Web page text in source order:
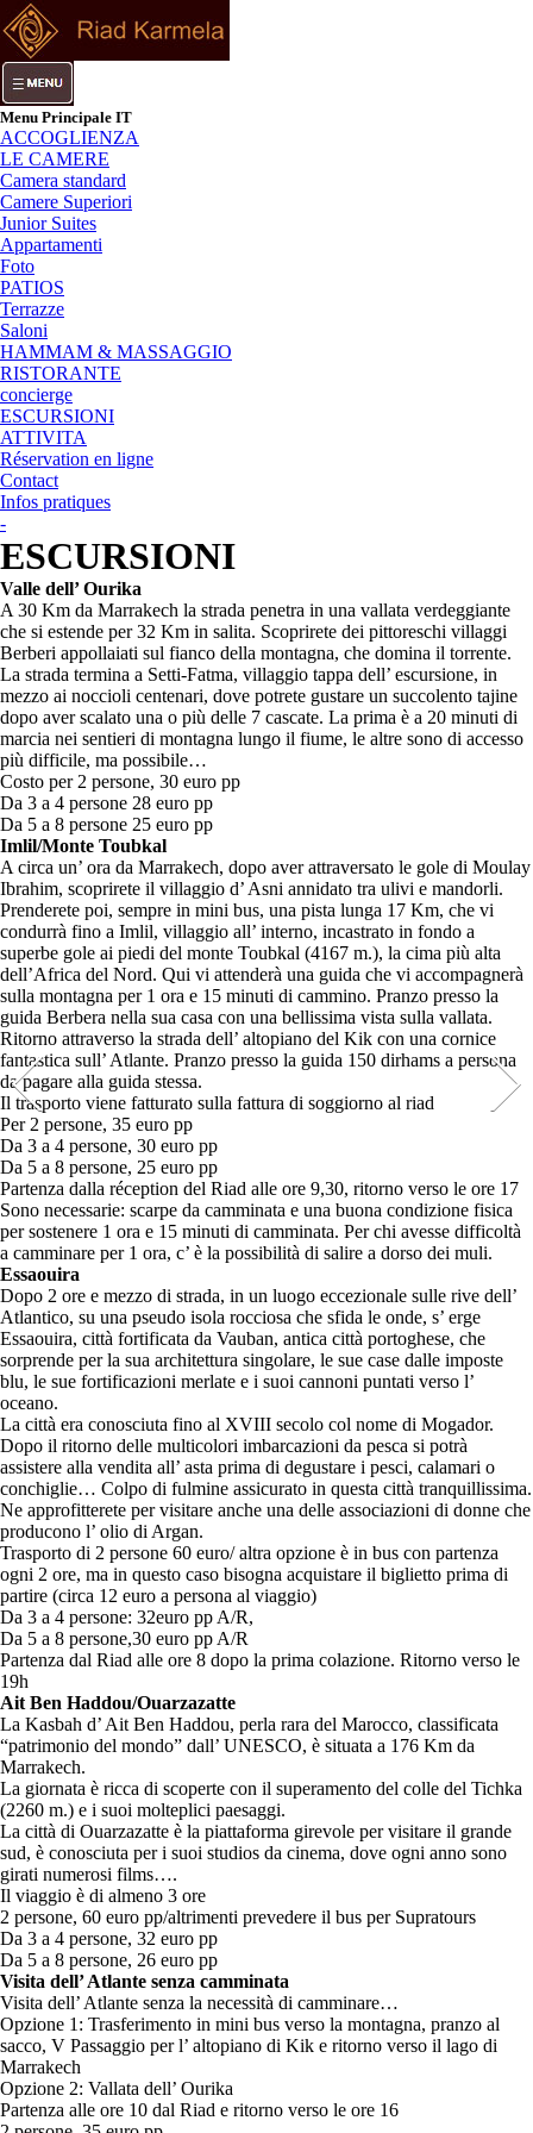
Menu Principale IT
ACCOGLIENZA
LE CAMERE
Camera standard
Camere Superiori
Junior Suites
Appartamenti
Foto
PATIOS
Terrazze
Saloni
HAMMAM & MASSAGGIO
RISTORANTE
concierge
ESCURSIONI
ATTIVITA
Réservation en ligne
Contact
Infos pratiques
-
ESCURSIONI
Valle dell’ Ourika
A 30 Km da Marrakech la strada penetra in una vallata verdeggiante
che si estende per 32 Km in salita. Scoprirete dei pittoreschi villaggi
Berberi appollaiati sul fianco della montagna, che domina il torrente.
La strada termina a Setti-Fatma, villaggio tappa dell’ escursione, in
mezzo ai noccioli centenari, dove potrete gustare un succolento tajine
dopo aver scalato una o più delle 7 cascate. La prima è a 20 minuti di
marcia nei sentieri di montagna lungo il fiume, le altre sono di accesso
più difficile, ma possibile…
Costo per 2 persone, 30 euro pp
Da 3 a 4 persone 28 euro pp
Da 5 a 8 persone 25 euro pp
Imlil/Monte Toubkal
A circa un’ ora da Marrakech, dopo aver attraversato le gole di Moulay
Ibrahim, scoprirete il villaggio d’ Asni annidato tra ulivi e mandorli.
Prenderete poi, sempre in mini bus, una pista lunga 17 Km, che vi
condurrà fino a Imlil, villaggio all’ interno, incastrato in fondo a
superbe gole ai piedi del monte Toubkal (4167 m.), la cima più alta
dell’Africa del Nord. Qui vi attenderà una guida che vi accompagnerà
sulla montagna per 1 ora e 15 minuti di cammino. Pranzo presso la
guida Berbera nella sua casa con una bellissima vista sulla vallata.
Ritorno attraverso la strada dell’ altopiano del Kik con una cornice
fantastica sull’ Atlante. Pranzo presso la guida 150 dirhams a persona
da pagare alla guida stessa.
Il trasporto viene fatturato sulla fattura di soggiorno al riad
Per 2 persone, 35 euro pp
Da 3 a 4 persone, 30 euro pp
Da 5 a 8 persone, 25 euro pp
Partenza dalla réception del Riad alle ore 9,30, ritorno verso le ore 17
Sono necessarie: scarpe da camminata e una buona condizione fisica
per sostenere 1 ora e 15 minuti di camminata. Per chi avesse difficoltà
a camminare per 1 ora, c’ è la possibilità di salire a dorso dei muli.
Essaouira
Dopo 2 ore e mezzo di strada, in un luogo eccezionale sulle rive dell’
Atlantico, su una pseudo isola rocciosa che sfida le onde, s’ erge
Essaouira, città fortificata da Vauban, antica città portoghese, che
sorprende per la sua architettura singolare, le sue case dalle imposte
blu, le sue fortificazioni merlate e i suoi cannoni puntati verso l’
oceano.
La città era conosciuta fino al XVIII secolo col nome di Mogador.
Dopo il ritorno delle multicolori imbarcazioni da pesca si potrà
assistere alla vendita all’ asta prima di degustare i pesci, calamari o
conchiglie… Colpo di fulmine assicurato in questa città tranquillissima.
Ne approfitterete per visitare anche una delle associazioni di donne che
producono l’ olio di Argan.
Trasporto di 2 persone 60 euro/ altra opzione è in bus con partenza
ogni 2 ore, ma in questo caso bisogna acquistare il biglietto prima di
partire (circa 12 euro a persona al viaggio)
Da 3 a 4 persone: 32euro pp A/R,
Da 5 a 8 persone,30 euro pp A/R
Partenza dal Riad alle ore 8 dopo la prima colazione. Ritorno verso le
19h
Ait Ben Haddou/Ouarzazatte
La Kasbah d’ Ait Ben Haddou, perla rara del Marocco, classificata
“patrimonio del mondo” dall’ UNESCO, è situata a 176 Km da
Marrakech.
La giornata è ricca di scoperte con il superamento del colle del Tichka
(2260 m.) e i suoi molteplici paesaggi.
La città di Ouarzazatte è la piattaforma girevole per visitare il grande
sud, è conosciuta per i suoi studios da cinema, dove ogni anno sono
girati numerosi films….
Il viaggio è di almeno 3 ore
2 persone, 60 euro pp/altrimenti prevedere il bus per Supratours
Da 3 a 4 persone, 32 euro pp
Da 5 a 8 persone, 26 euro pp
Visita dell’ Atlante senza camminata
Visita dell’ Atlante senza la necessità di camminare…
Opzione 1: Trasferimento in mini bus verso la montagna, pranzo al
sacco, V Passaggio per l’ altopiano di Kik e ritorno verso il lago di
Marrakech
Opzione 2: Vallata dell’ Ourika
Partenza alle ore 10 dal Riad e ritorno verso le ore 16